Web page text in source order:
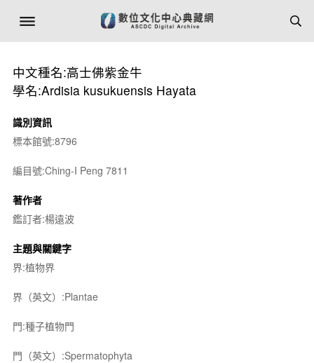
中文種名:高士佛紫金牛
學名:Ardisia kusukuensis Hayata
識別資訊
標本館號:8796
編目號:Ching-I Peng 7811
著作者
鑑訂者:楊遠波
主題與關鍵字
界:植物界
界（英文）:Plantae
門:種子植物門
門（英文）:Spermatophyta